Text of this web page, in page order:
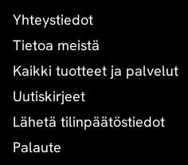
Yhteystiedot
Tietoa meistä
Kaikki tuotteet ja palvelut
Uutiskirjeet
Lähetä tilinpäätöstiedot
Palaute